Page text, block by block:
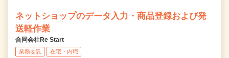
ネットショップのデータ入力・商品登録および発
送軽作業
合同会社Re Start
業務委託 在宅・内職